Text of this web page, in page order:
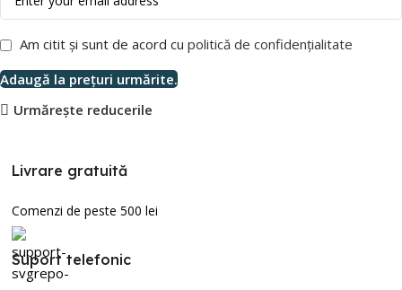
Am citit și sunt de acord cu politică de confidențialitate
Adaugă la prețuri urmărite.
Urmărește reducerile
Livrare gratuită
Comenzi de peste 500 lei
Suport telefonic